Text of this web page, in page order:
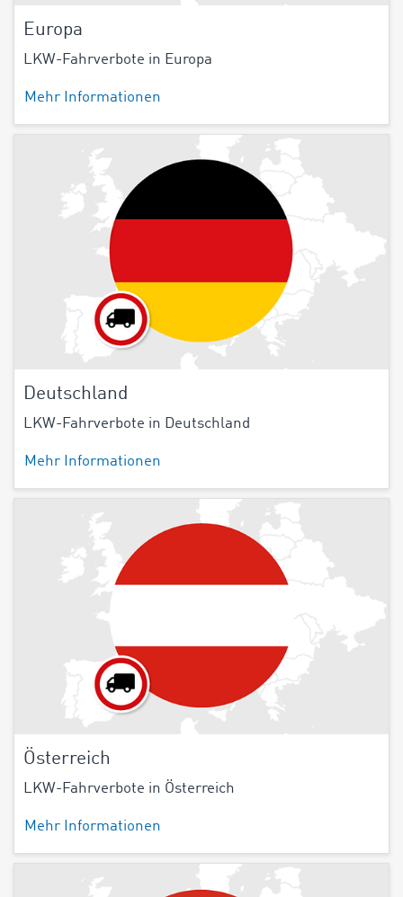
Europa
LKW-Fahrverbote in Europa
Mehr Informationen
Deutschland
LKW-Fahrverbote in Deutschland
Mehr Informationen
Österreich
LKW-Fahrverbote in Österreich
Mehr Informationen